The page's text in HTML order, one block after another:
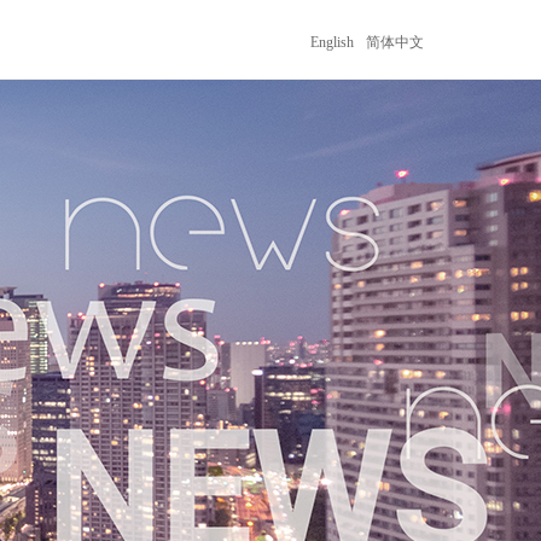
English 简体中文